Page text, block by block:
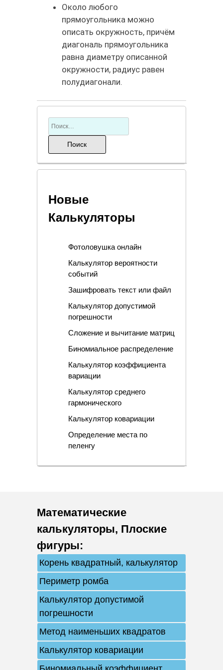
Около любого
прямоугольника можно
описать окружность, причём
диагональ прямоугольника
равна диаметру описанной
окружности, радиус равен
полудиагонали.
Новые
Калькуляторы
Фотоловушка онлайн
Калькулятор вероятности
событий
Зашифровать текст или файл
Калькулятор допустимой
погрешности
Сложение и вычитание матриц
Биномиальное распределение
Калькулятор коэффициента
вариации
Калькулятор среднего
гармонического
Калькулятор ковариации
Определение места по
пеленгу
Математические
калькуляторы, Плоские
фигуры:
Корень квадратный, калькулятор
Периметр ромба
Калькулятор допустимой
погрешности
Метод наименьших квадратов
Калькулятор ковариации